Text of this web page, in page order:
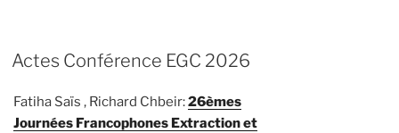
Actes Conférence EGC 2026
Fatiha Saïs , Richard Chbeir:26èmes
Journées Francophones Extraction et